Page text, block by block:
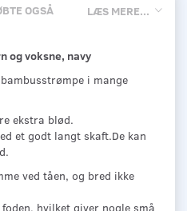
LÆS MERE...
OGSÅ
og voksne, navy
i mange
ekstra blød.
et godt langt skaft.De kan
ved tåen, og bred ikke
hvilket giver nogle små